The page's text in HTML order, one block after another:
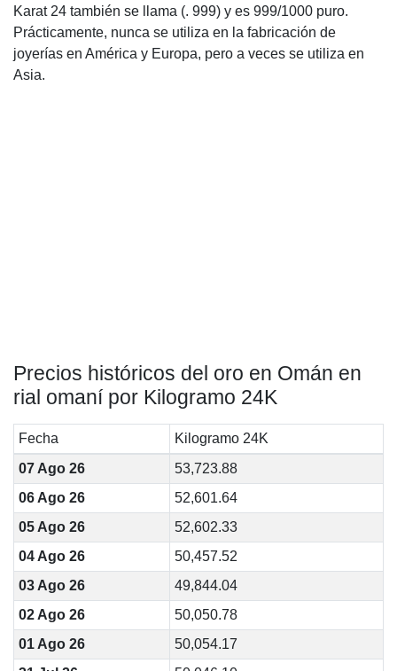
Karat 24 también se llama (. 999) y es 999/1000 puro.
Prácticamente, nunca se utiliza en la fabricación de
joyerías en América y Europa, pero a veces se utiliza en
Asia.
Precios históricos del oro en Omán en
rial omaní por Kilogramo 24K
Fecha
Kilogramo 24K
07 Ago 26
53,723.88
06 Ago 26
52,601.64
05 Ago 26
52,602.33
04 Ago 26
50,457.52
03 Ago 26
49,844.04
02 Ago 26
50,050.78
01 Ago 26
50,054.17